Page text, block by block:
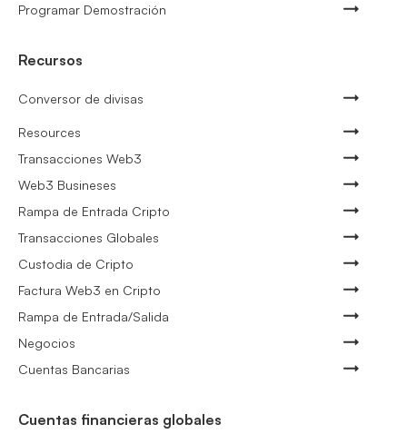
Programar Demostración
Recursos
Conversor de divisas
Resources
Transacciones Web3
Web3 Busineses
Rampa de Entrada Cripto
Transacciones Globales
Custodia de Cripto
Factura Web3 en Cripto
Rampa de Entrada/Salida
Negocios
Cuentas Bancarias
Cuentas financieras globales